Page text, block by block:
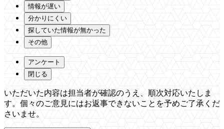
情報が遅い
分かりにくい
探していた情報が無かった
その他
アンケート
閉じる
いただいた内容は担当者が確認のうえ、順次対応いたしま
す。個々のご意見にはお返事できないことを予めご了承くだ
さいませ。